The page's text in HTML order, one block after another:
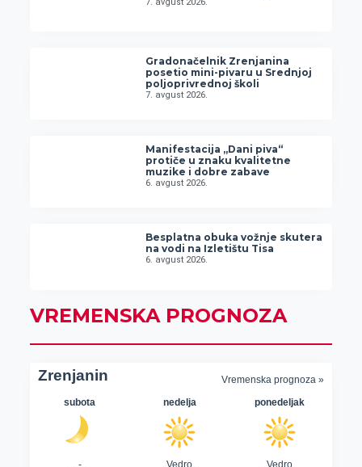
Gradonačelnik Zrenjanina
posetio mini-pivaru u Srednjoj
poljoprivrednoj školi
7. avgust 2026.
Manifestacija „Dani piva“
protiče u znaku kvalitetne
muzike i dobre zabave
6. avgust 2026.
Besplatna obuka vožnje skutera
na vodi na Izletištu Tisa
6. avgust 2026.
VREMENSKA PROGNOZA